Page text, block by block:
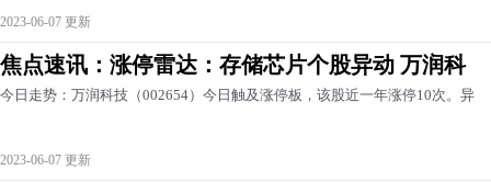
2023-06-07 更新
焦点速讯：涨停雷达：存储芯片个股异动 万润科
今日走势：万润科技（002654）今日触及涨停板，该股近一年涨停10次。异
2023-06-07 更新